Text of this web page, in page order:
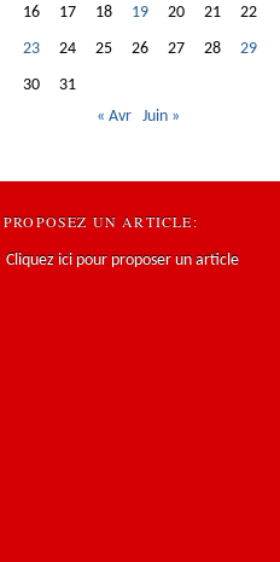
16
17 18 19 20 21
22
23
24 25 26 27 28
29
30
31
« Avr
Juin »
PROPOSEZ UN ARTICLE:
Cliquez ici pour proposer un article